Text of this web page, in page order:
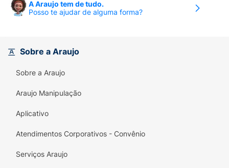
A Araujo tem de tudo.
Posso te ajudar de alguma forma?
Sobre a Araujo
Sobre a Araujo
Araujo Manipulação
Aplicativo
Atendimentos Corporativos - Convênio
Serviços Araujo